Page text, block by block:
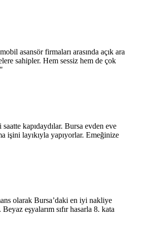
asansör firmaları arasında açık ara
sahipler. Hem sessiz hem de çok
"
kapıdaydılar. Bursa evden eve
işini layıkıyla yapıyorlar. Emeğinize
olarak Bursa’daki en iyi nakliye
eşyalarım sıfır hasarla 8. kata